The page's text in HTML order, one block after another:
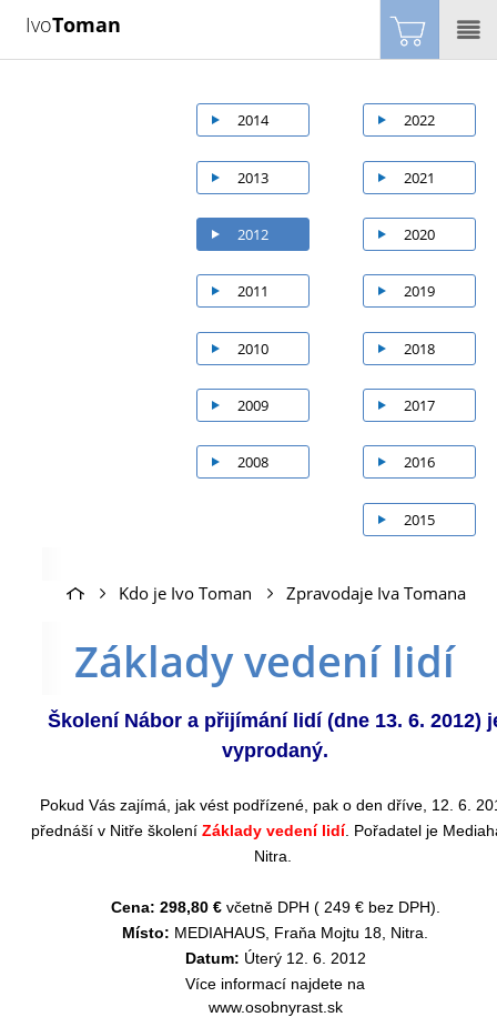
IvoToman
2022
2021
2020
2019
2018
2017
2016
2015
2014
2013
2012
2011
2010
2009
2008
Kdo je Ivo Toman Zpravodaje Iva Tomana
Základy vedení lidí
Školení Nábor a přijímání lidí (dne 13. 6. 2012)
vyprodaný.
Pokud Vás zajímá, jak vést podřízené, pak o den dříve, 12. 6.
přednáší v Nitře školení Základy vedení lidí. Pořadatel je
Nitra.
Cena: 298,80 € včetně DPH ( 249 € bez DPH).
Místo: MEDIAHAUS, Fraňa Mojtu 18, Nitra.
Datum: Úterý 12. 6. 2012
Více informací najdete na
www.osobnyrast.sk